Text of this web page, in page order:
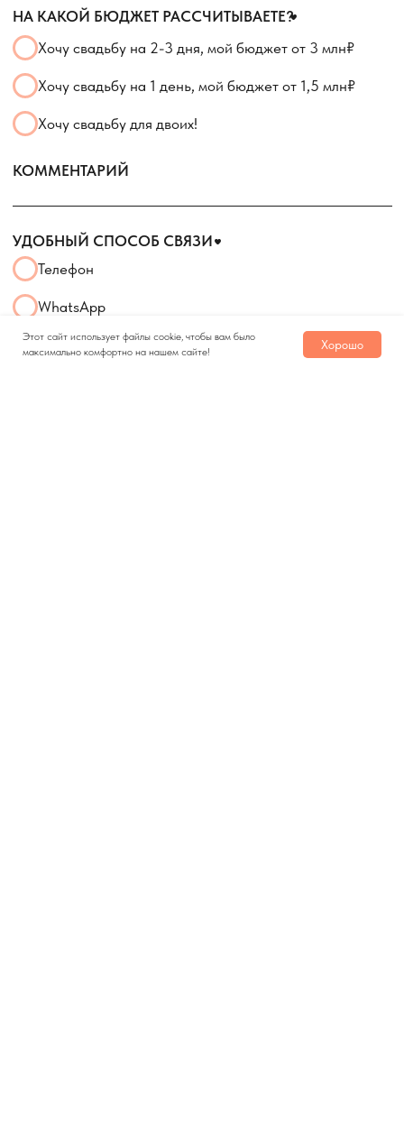
Этот сайт использует файлы cookie, чтобы вам было
максимально комфортно на нашем сайте!
Хорошо